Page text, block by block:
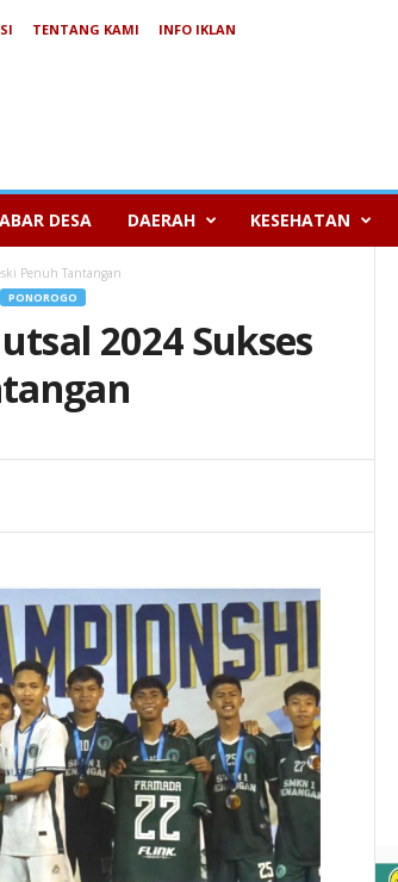
TENTANG KAMI
INFO IKLAN
DESA DAERAH KESEHATAN
Penuh Tantangan
PONOROGO
2024 Sukses